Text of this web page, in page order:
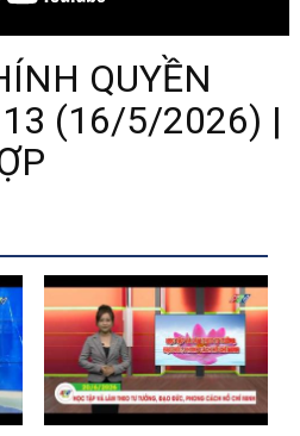
QUYỀN
13 (16/5/2026) |